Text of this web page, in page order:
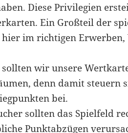
Diese Privilegien
Ein Großteil der
im richtigen Erwerben,
sollten wir unsere
denn damit steuern
bei.
sollten das Spielfeld
Punktabzügen